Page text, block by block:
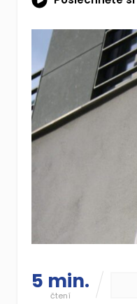
5 min.
čtení